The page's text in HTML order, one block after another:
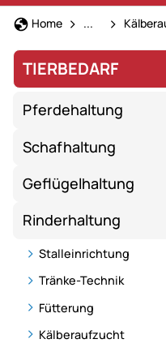
Home Rinderhaltung
...
TIERBEDARF
Pferdehaltung
Schafhaltung
Geflügelhaltung
Rinderhaltung
Stalleinrichtung
Tränke-Technik
Fütterung
Kälberaufzucht